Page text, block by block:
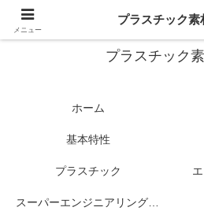
プラスチック関連情
プラスチック
ホーム
基本特性
プラスチック
スーパーエンジニアリング・プラスチック
メニュー
プラスチック素